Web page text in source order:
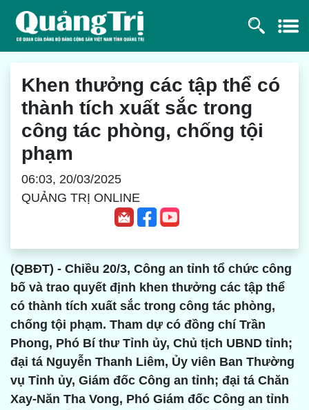
Khen thưởng các tập thể có
thành tích xuất sắc trong
công tác phòng, chống tội
phạm
06:03, 20/03/2025
QUẢNG TRỊ ONLINE
(QBĐT) - Chiều 20/3, Công an tỉnh tổ chức công
bố và trao quyết định khen thưởng các tập thể
có thành tích xuất sắc trong công tác phòng,
chống tội phạm. Tham dự có đồng chí Trần
Phong, Phó Bí thư Tỉnh ủy, Chủ tịch UBND tỉnh;
đại tá Nguyễn Thanh Liêm, Ủy viên Ban Thường
vụ Tỉnh ủy, Giám đốc Công an tỉnh; đại tá Chăn
Xay-Năn Tha Vong, Phó Giám đốc Công an tỉnh